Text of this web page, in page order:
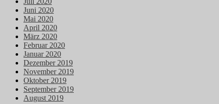
Juni 2020
Mai 2020
April 2020
März 2020
Februar 2020
Januar 2020
Dezember 2019
November 2019
Oktober 2019
September 2019
August 2019